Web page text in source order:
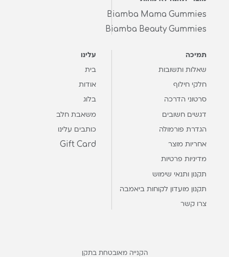
Biamba Mama Gummies
Biamba Beauty Gummies
תמיכה
שאלות ותשובות
חלקי חילוף
סרטוני הדרכה
דגשים חשובים
הגדרת פורמולה
אחריות מוצר
מדיניות פרטיות
תקנון ותנאי שימוש
תקנון מועדון לקוחות ביאמבה
צרו קשר
עלינו
בית
אודות
בלוג
משאבת חלב
כותבים עלינו
Gift Card
הקנייה מאובטחת בתקן